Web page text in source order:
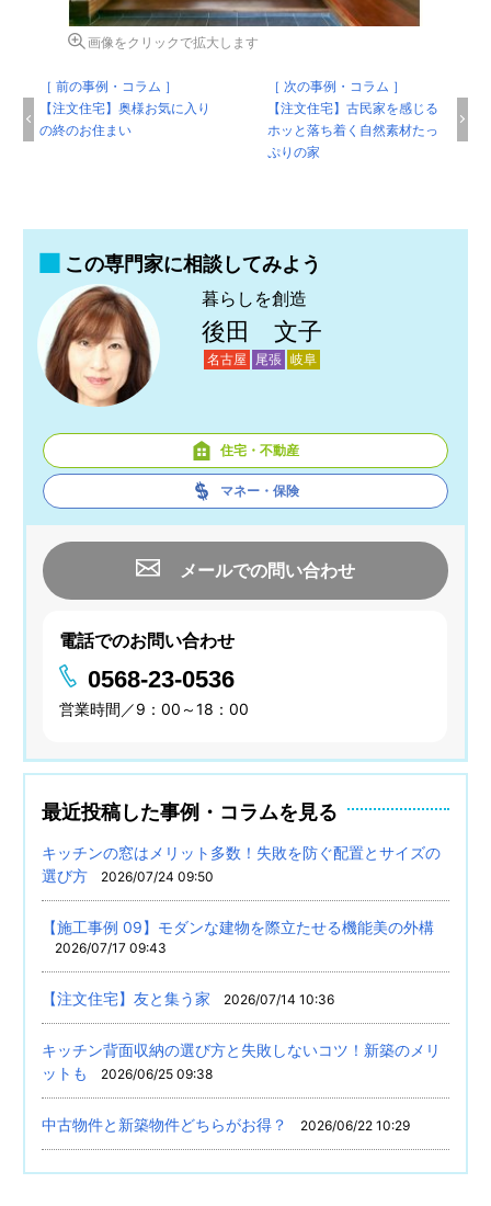
画像をクリックで拡大します
［ 前の事例・コラム ］
【注文住宅】奥様お気に入り
の終のお住まい
［ 次の事例・コラム ］
【注文住宅】古民家を感じる
ホッと落ち着く自然素材たっ
ぷりの家
この専門家に相談してみよう
暮らしを創造
後田 文子
名古屋 尾張 岐阜
住宅・不動産
マネー・保険
メールでの問い合わせ
電話でのお問い合わせ
0568-23-0536
営業時間／9：00～18：00
最近投稿した事例・コラムを見る
キッチンの窓はメリット多数！失敗を防ぐ配置とサイズの
選び方
2026/07/24 09:50
【施工事例 09】モダンな建物を際立たせる機能美の外構
2026/07/17 09:43
【注文住宅】友と集う家 2026/07/14 10:36
キッチン背面収納の選び方と失敗しないコツ！新築のメリ
ットも
2026/06/25 09:38
中古物件と新築物件どちらがお得？ 2026/06/22 10:29